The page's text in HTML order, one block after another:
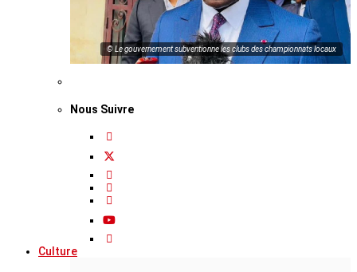
© Le gouvernement subventionne les clubs des championnats locaux
Nous Suivre
Culture